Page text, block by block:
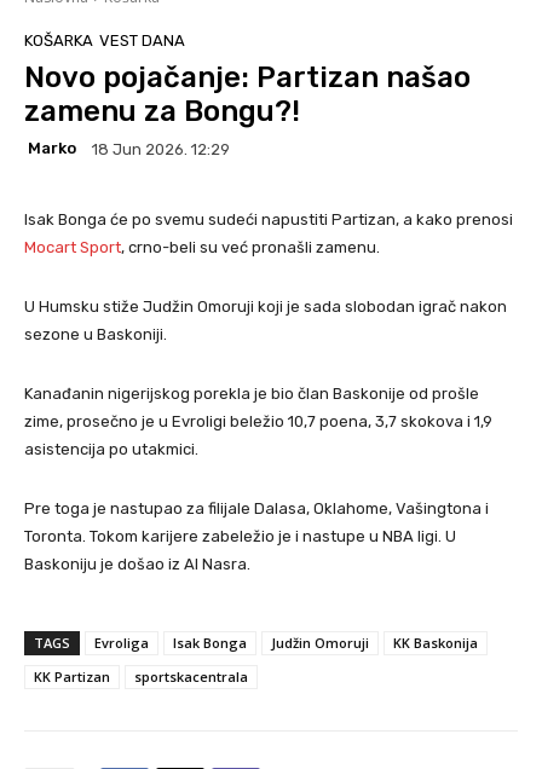
KOŠARKA VEST DANA
Novo pojačanje: Partizan našao
zamenu za Bongu?!
Marko 18 Jun 2026. 12:29
Isak Bonga će po svemu sudeći napustiti Partizan, a kako prenosi
Mocart Sport, crno-beli su već pronašli zamenu.
U Humsku stiže Judžin Omoruji koji je sada slobodan igrač nakon
sezone u Baskoniji.
Kanađanin nigerijskog porekla je bio član Baskonije od prošle
zime, prosečno je u Evroligi beležio 10,7 poena, 3,7 skokova i 1,9
asistencija po utakmici.
Pre toga je nastupao za filijale Dalasa, Oklahome, Vašingtona i
Toronta. Tokom karijere zabeležio je i nastupe u NBA ligi. U
Baskoniju je došao iz Al Nasra.
TAGS Evroliga Isak Bonga Judžin Omoruji
KK Baskonija
KK Partizan
sportskacentrala